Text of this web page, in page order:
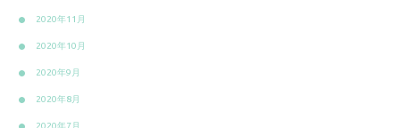
2020年11月
2020年10月
2020年9月
2020年8月
2020年7月